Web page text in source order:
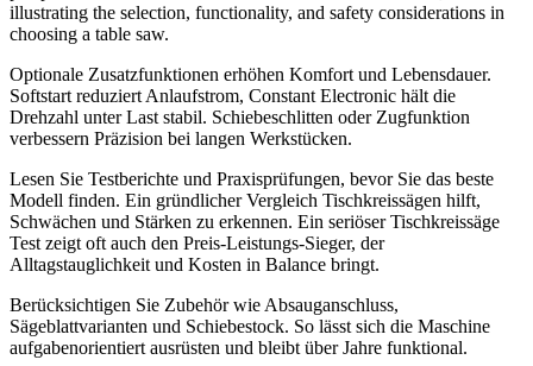
Optionale Zusatzfunktionen erhöhen Komfort und Lebensdauer.
Softstart reduziert Anlaufstrom, Constant Electronic hält die
Drehzahl unter Last stabil. Schiebeschlitten oder Zugfunktion
verbessern Präzision bei langen Werkstücken.
Lesen Sie Testberichte und Praxisprüfungen, bevor Sie das beste
Modell finden. Ein gründlicher Vergleich Tischkreissägen hilft,
Schwächen und Stärken zu erkennen. Ein seriöser Tischkreissäge
Test zeigt oft auch den Preis-Leistungs-Sieger, der
Alltagstauglichkeit und Kosten in Balance bringt.
Berücksichtigen Sie Zubehör wie Absauganschluss,
Sägeblattvarianten und Schiebestock. So lässt sich die Maschine
aufgabenorientiert ausrüsten und bleibt über Jahre funktional.